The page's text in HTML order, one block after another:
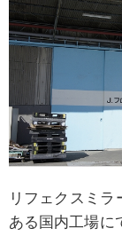
リフェクスミ
ある国内工場に